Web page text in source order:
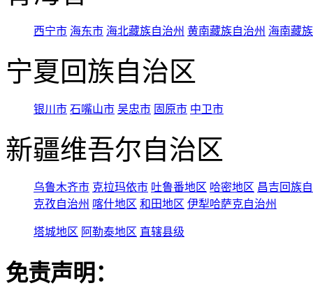
西宁市 海东市 海北藏族自治州 黄南藏族自治州 海南藏
宁夏回族自治区
银川市 石嘴山市 吴忠市 固原市 中卫市
新疆维吾尔自治区
乌鲁木齐市 克拉玛依市 吐鲁番地区 哈密地区 昌吉回族
克孜自治州 喀什地区 和田地区 伊犁哈萨克自治州
塔城地区 阿勒泰地区 直辖县级
免责声明：